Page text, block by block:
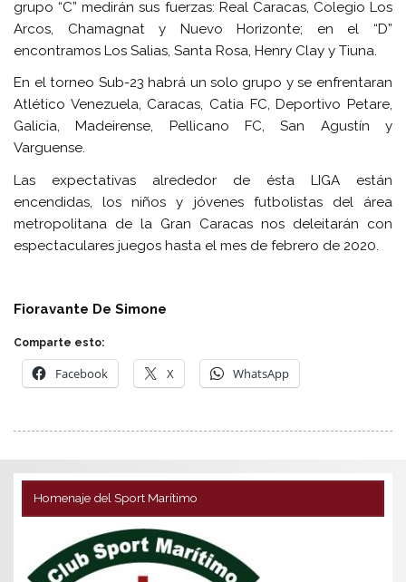
grupo “C” medirán sus fuerzas: Real Caracas, Colegio Los
Arcos, Chamagnat y Nuevo Horizonte; en el “D”
encontramos Los Salias, Santa Rosa, Henry Clay y Tiuna.
En el torneo Sub-23 habrá un solo grupo y se enfrentaran
Atlético Venezuela, Caracas, Catia FC, Deportivo Petare,
Galicia, Madeirense, Pellicano FC, San Agustín y
Varguense.
Las expectativas alrededor de ésta LIGA están
encendidas, los niños y jóvenes futbolistas del área
metropolitana de la Gran Caracas nos deleitarán con
espectaculares juegos hasta el mes de febrero de 2020.
Fioravante De Simone
Comparte esto:
Facebook X WhatsApp
Homenaje del Sport Marítimo